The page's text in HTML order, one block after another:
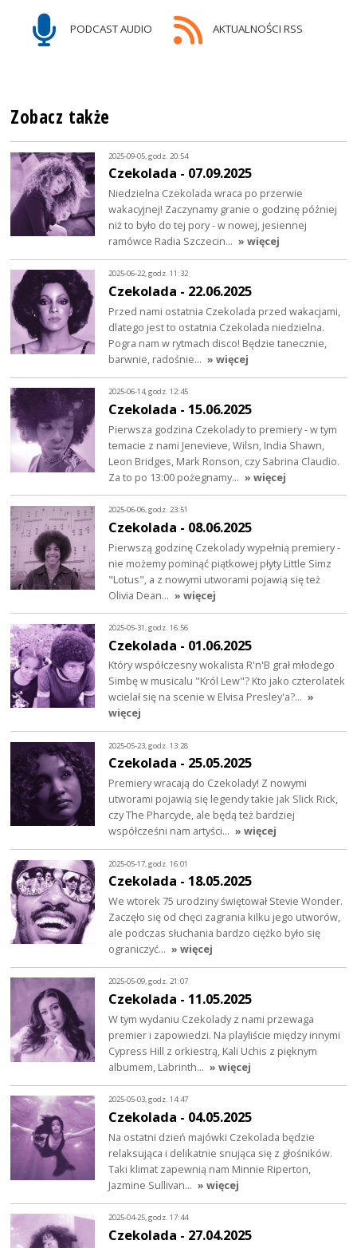
PODCAST AUDIO AKTUALNOŚCI RSS
Zobacz także
2025-09-05, godz. 20:54
Czekolada - 07.09.2025
Niedzielna Czekolada wraca po przerwie
wakacyjnej! Zaczynamy granie o godzinę później
niż to było do tej pory - w nowej, jesiennej
ramówce Radia Szczecin… » więcej
2025-06-22, godz. 11:32
Czekolada - 22.06.2025
Przed nami ostatnia Czekolada przed wakacjami,
dlatego jest to ostatnia Czekolada niedzielna.
Pogra nam w rytmach disco! Będzie tanecznie,
barwnie, radośnie… » więcej
2025-06-14, godz. 12:45
Czekolada - 15.06.2025
Pierwsza godzina Czekolady to premiery - w tym
temacie z nami Jenevieve, Wilsn, India Shawn,
Leon Bridges, Mark Ronson, czy Sabrina Claudio.
Za to po 13:00 pożegnamy… » więcej
2025-06-06, godz. 23:51
Czekolada - 08.06.2025
Pierwszą godzinę Czekolady wypełnią premiery -
nie możemy pominąć piątkowej płyty Little Simz
"Lotus", a z nowymi utworami pojawią się też
Olivia Dean… » więcej
2025-05-31, godz. 16:56
Czekolada - 01.06.2025
Który współczesny wokalista R'n'B grał młodego
Simbę w musicalu "Król Lew"? Kto jako czterolatek
wcielał się na scenie w Elvisa Presley'a?… »
więcej
2025-05-23, godz. 13:28
Czekolada - 25.05.2025
Premiery wracają do Czekolady! Z nowymi
utworami pojawią się legendy takie jak Slick Rick,
czy The Pharcyde, ale będą też bardziej
współcześni nam artyści… » więcej
2025-05-17, godz. 16:01
Czekolada - 18.05.2025
We wtorek 75 urodziny świętował Stevie Wonder.
Zaczęło się od chęci zagrania kilku jego utworów,
ale podczas słuchania bardzo ciężko było się
ograniczyć… » więcej
2025-05-09, godz. 21:07
Czekolada - 11.05.2025
W tym wydaniu Czekolady z nami przewaga
premier i zapowiedzi. Na playliście między innymi
Cypress Hill z orkiestrą, Kali Uchis z pięknym
albumem, Labrinth… » więcej
2025-05-03, godz. 14:47
Czekolada - 04.05.2025
Na ostatni dzień majówki Czekolada będzie
relaksująca i delikatnie snująca się z głośników.
Taki klimat zapewnią nam Minnie Riperton,
Jazmine Sullivan… » więcej
2025-04-25, godz. 17:44
Czekolada - 27.04.2025